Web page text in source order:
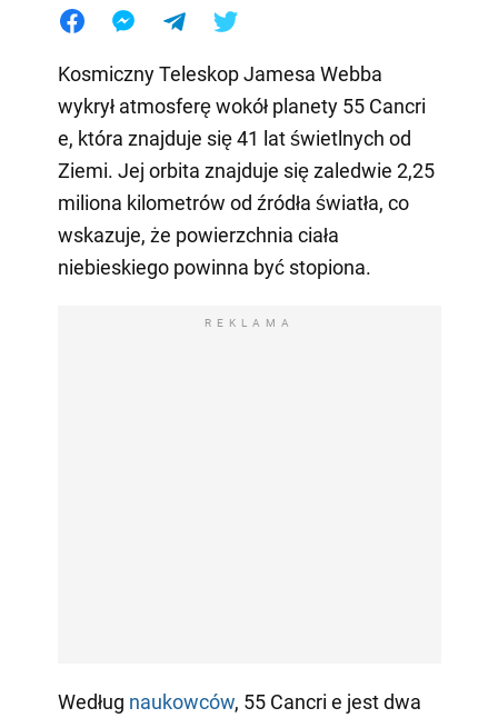
Kosmiczny Teleskop Jamesa Webba
wykrył atmosferę wokół planety 55 Cancri
e, która znajduje się 41 lat świetlnych od
Ziemi. Jej orbita znajduje się zaledwie 2,25
miliona kilometrów od źródła światła, co
wskazuje, że powierzchnia ciała
niebieskiego powinna być stopiona.
REKLAMA
Według naukowców, 55 Cancri e jest dwa